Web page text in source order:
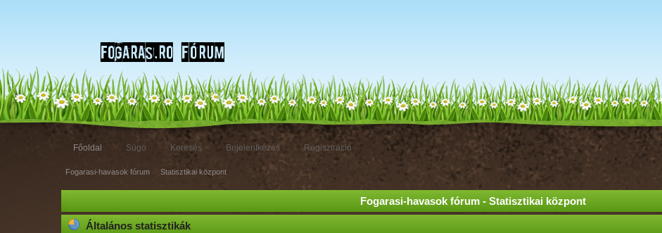
Főoldal Súgó Keresés Bejelentkezés Regisztráció
Fogarasi-havasok fórum Statisztikai központ
Fogarasi-havasok fórum - Statisztikai központ
Általános statisztikák